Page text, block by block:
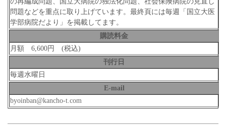
問題などを重点に取り上げています。最終頁には毎週「国立大医
学部病院だより」を掲載してます。
購読料金
月額 6,600円 (税込)
刊行日
毎週水曜日
E-mail
byoinban@kancho-t.com